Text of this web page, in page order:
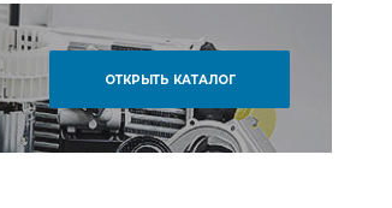
ОТКРЫТЬ КАТАЛОГ